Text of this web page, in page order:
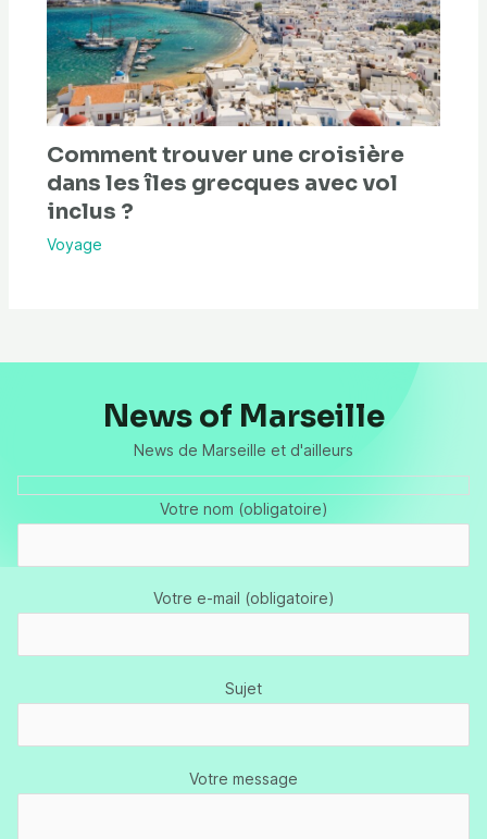
Comment trouver une croisière
dans les îles grecques avec vol
inclus ?
Voyage
News of Marseille
News de Marseille et d'ailleurs
Votre nom (obligatoire)
Votre e-mail (obligatoire)
Sujet
Votre message